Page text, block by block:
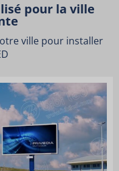
pour la ville
ville pour installer